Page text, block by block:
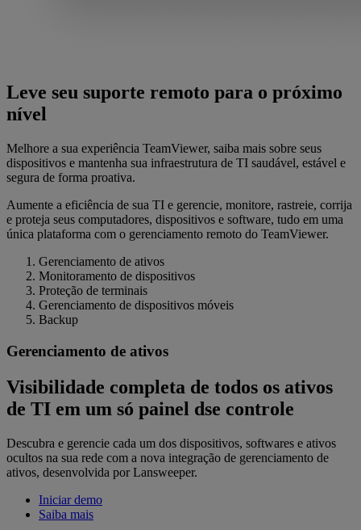
Leve seu suporte remoto para o próximo
nível
Melhore a sua experiência TeamViewer, saiba mais sobre seus
dispositivos e mantenha sua infraestrutura de TI saudável, estável e
segura de forma proativa.
Aumente a eficiência de sua TI e gerencie, monitore, rastreie, corrija
e proteja seus computadores, dispositivos e software, tudo em uma
única plataforma com o gerenciamento remoto do TeamViewer.
Gerenciamento de ativos
Monitoramento de dispositivos
Proteção de terminais
Gerenciamento de dispositivos móveis
Backup
Gerenciamento de ativos
Visibilidade completa de todos os ativos
de TI em um só painel dse controle
Descubra e gerencie cada um dos dispositivos, softwares e ativos
ocultos na sua rede com a nova integração de gerenciamento de
ativos, desenvolvida por Lansweeper.
Iniciar demo
Saiba mais